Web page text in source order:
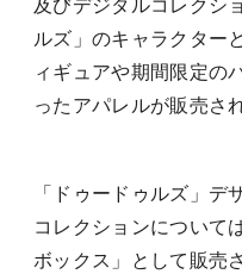
ルズ」のキャラクター
ィギュアや期間限定の
ったアパレルが販売さ
「ドゥードゥルズ」デ
コレクションについて
ボックス」として販売